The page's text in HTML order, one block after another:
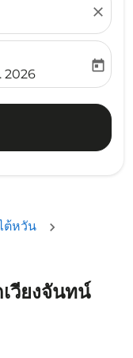
close
labelreturn-date-
2026
today
ต้หวัน
วียงจันทน์
ะ/หรือปลายทาง) หรื